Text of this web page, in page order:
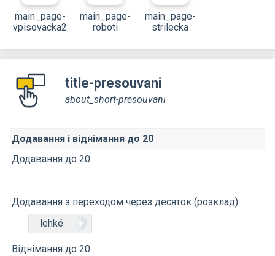
main_page-
vpisovacka2
main_page-
roboti
main_page-
strilecka
title-presouvani
about_short-presouvani
Додавання і віднімання до 20
Додавання до 20
Додавання з переходом через десяток (розклад)
lehké
Віднімання до 20